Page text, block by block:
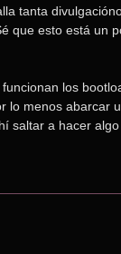
tanta
que esto está un
los
lo menos abarcar
saltar a hacer algo